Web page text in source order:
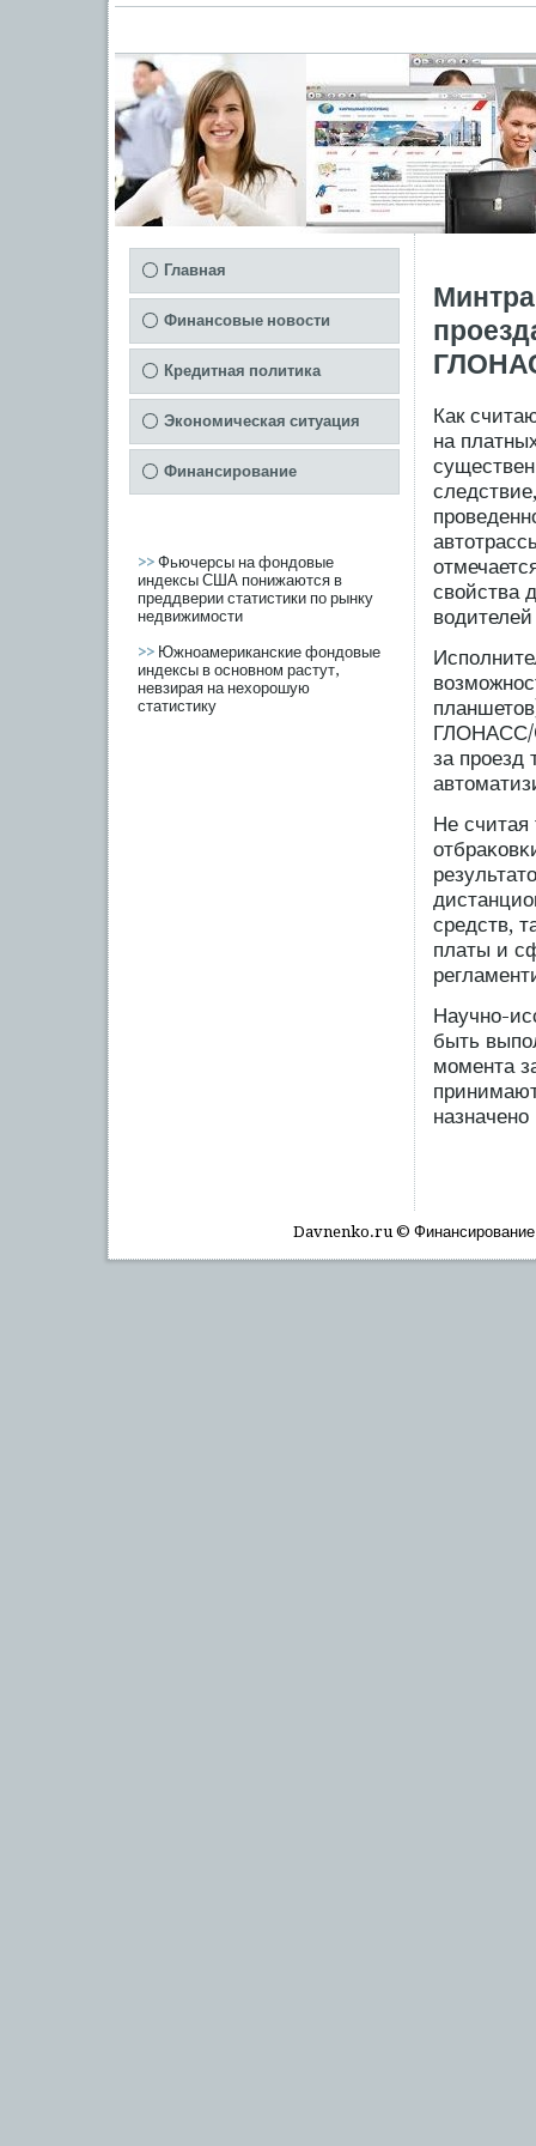
Главная
Финансовые новости
Кредитная политика
Экономическая ситуация
Финансирование
>> Фьючерсы на фондовые
индексы США понижаются в
преддверии статистики по рынку
недвижимости
>> Южноамериканские фондовые
индексы в основном растут,
невзирая на нехорошую
статистику
Как
на
свойства
ГЛОНАСС/
за прοезд
Не считая
средств,
платы и
Научно-
быть
мοмента
Davnenko.ru © Финансирοвание,